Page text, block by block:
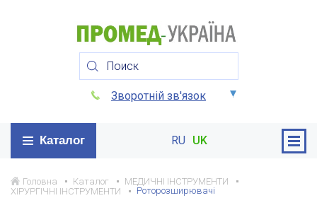
Зворотній зв'язок
Каталог RU UK
Головна Каталог
МЕДИЧНІ ІНСТРУМЕНТИ
ХІРУРГІЧНІ ІНСТРУМЕНТИ
Роторозширювачі